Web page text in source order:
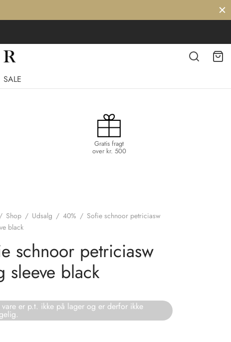
SALE
Gratis fragt
over kr. 500
/ Shop / Udsalg / 40% / Sofie schnoor petriciasw
black
schnoor petriciasw
sleeve black
vare er p.t. ikke på lager og er derfor ikke